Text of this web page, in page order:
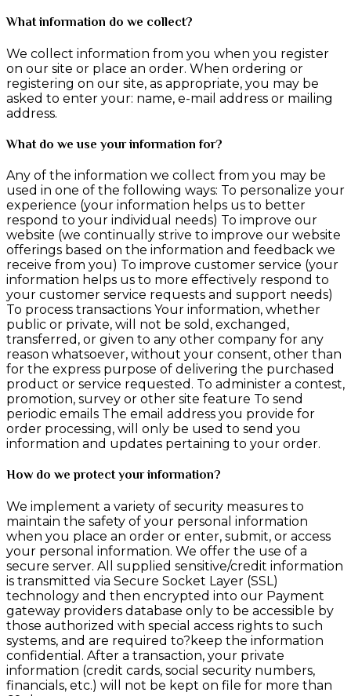
What information do we collect?
We collect information from you when you register
on our site or place an order. When ordering or
registering on our site, as appropriate, you may be
asked to enter your: name, e-mail address or mailing
address.
What do we use your information for?
Any of the information we collect from you may be
used in one of the following ways: To personalize your
experience (your information helps us to better
respond to your individual needs) To improve our
website (we continually strive to improve our website
offerings based on the information and feedback we
receive from you) To improve customer service (your
information helps us to more effectively respond to
your customer service requests and support needs)
To process transactions Your information, whether
public or private, will not be sold, exchanged,
transferred, or given to any other company for any
reason whatsoever, without your consent, other than
for the express purpose of delivering the purchased
product or service requested. To administer a contest,
promotion, survey or other site feature To send
periodic emails The email address you provide for
order processing, will only be used to send you
information and updates pertaining to your order.
How do we protect your information?
We implement a variety of security measures to
maintain the safety of your personal information
when you place an order or enter, submit, or access
your personal information. We offer the use of a
secure server. All supplied sensitive/credit information
is transmitted via Secure Socket Layer (SSL)
technology and then encrypted into our Payment
gateway providers database only to be accessible by
those authorized with special access rights to such
systems, and are required to?keep the information
confidential. After a transaction, your private
information (credit cards, social security numbers,
financials, etc.) will not be kept on file for more than